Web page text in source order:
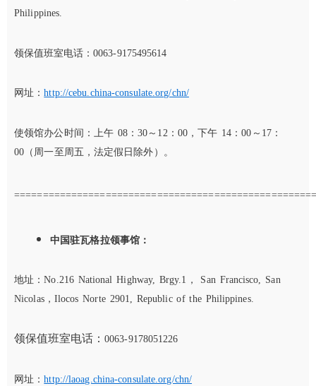
Philippines.
领保值班室电话： 0063-9175495614
网址：http://cebu.china-consulate.org/chn/
使领馆办公时间：上午 08：30～12：00，下午 14：00～17：
00（周一至周五，法定假日除外）。
中国驻瓦格拉领事馆：
地址：No.216 National Highway, Brgy.1， San Francisco, San
Nicolas，Ilocos Norte 2901, Republic of the Philippines.
领保值班室电话： 0063-9178051226
网址：http://laoag.china-consulate.org/chn/